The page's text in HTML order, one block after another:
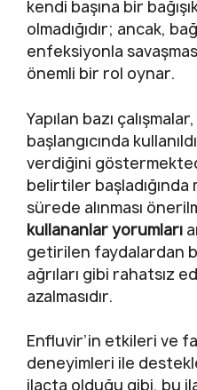
kendi başına bir
olmadığıdır; ancak,
enfeksiyonla
önemli bir rol oynar.
Yapılan bazı
başlangıcında
verdiğini
belirtiler başladığında
sürede alınması
kullananlar yorumları
getirilen faydalardan
ağrıları gibi rahatsız
azalmasıdır.
Enfluvir’in etkileri ve
deneyimleri ile
ilaçta olduğu gibi, bu